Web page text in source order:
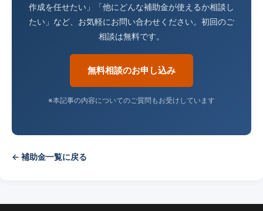
作成を任せたい」「他にどんな補助金が使えるか相談し
たい」など、お気軽にお問い合わせください。初回のご
相談は無料です。
無料相談のお申し込み
※本記事の内容についてのご質問もお受けしています
← 補助金一覧に戻る